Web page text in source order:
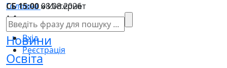
СБ 15:0008.08.2026
Вхід
Реєстрація
Головна»Интернет
Интернет
Новини
Освіта